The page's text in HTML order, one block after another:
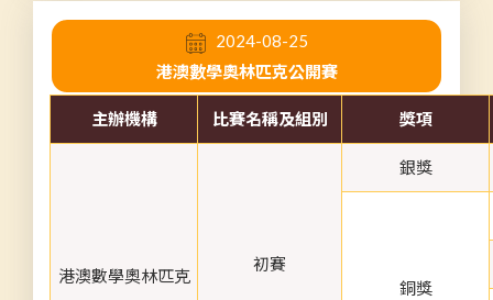
2024-08-25
港澳數學奧林匹克公開賽
主辦機構 比賽名稱及組別 獎項
港澳數學奧林匹克
初賽
銀獎
銅獎